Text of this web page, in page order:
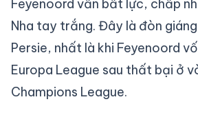
Feyenoord vẫn bất lực, chấp
Nha tay trắng. Đây là đòn
Persie, nhất là khi Feyenoord
Europa League sau thất bại ở
Champions League.